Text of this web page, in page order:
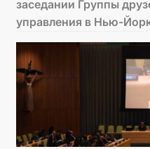
заседании Группы
управления в Нью-